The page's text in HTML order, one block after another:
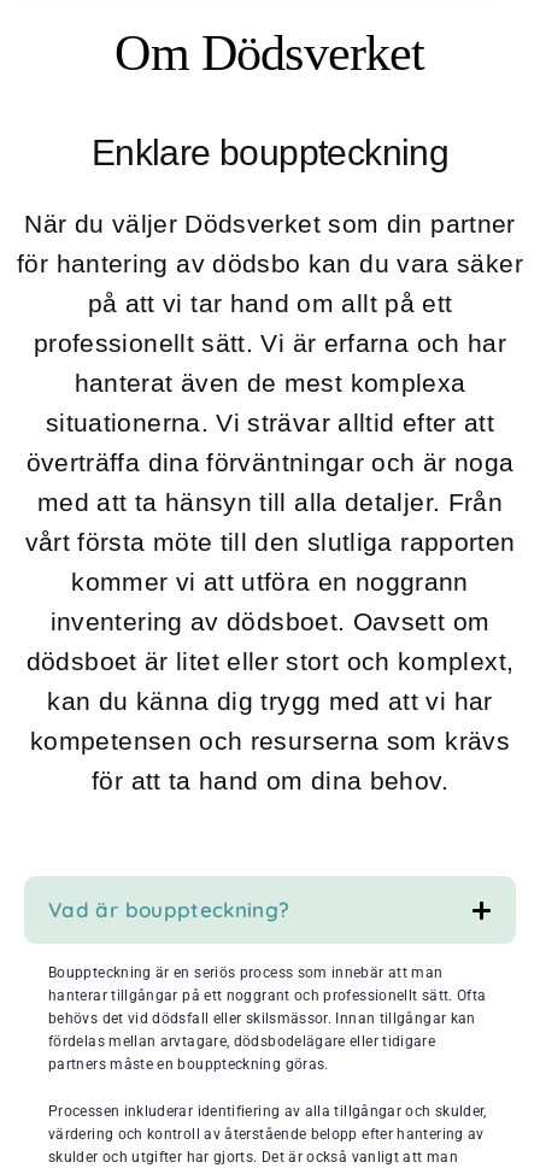
Om Dödsverket
Enklare bouppteckning
När du väljer Dödsverket som din partner
för hantering av dödsbo kan du vara säker
på att vi tar hand om allt på ett
professionellt sätt. Vi är erfarna och har
hanterat även de mest komplexa
situationerna. Vi strävar alltid efter att
överträffa dina förväntningar och är noga
med att ta hänsyn till alla detaljer. Från
vårt första möte till den slutliga rapporten
kommer vi att utföra en noggrann
inventering av dödsboet. Oavsett om
dödsboet är litet eller stort och komplext,
kan du känna dig trygg med att vi har
kompetensen och resurserna som krävs
för att ta hand om dina behov.
Vad är bouppteckning?
Bouppteckning är en seriös process som innebär att man
hanterar tillgångar på ett noggrant och professionellt sätt. Ofta
behövs det vid dödsfall eller skilsmässor. Innan tillgångar kan
fördelas mellan arvtagare, dödsbodelägare eller tidigare
partners måste en bouppteckning göras.
Processen inkluderar identifiering av alla tillgångar och skulder,
värdering och kontroll av återstående belopp efter hantering av
skulder och utgifter har gjorts. Det är också vanligt att man